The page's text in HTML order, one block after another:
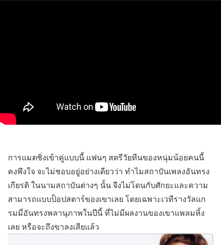
การแมตชิ่งเข้าคู่แบบนี้ แฟนๆ สตรีวัยทีนของหนุ่มน้อยคนนี้
คงพึงใจ จะไม่ชอบอยู่อย่างเดียวว่า ทำไมสถาบันเพลงอันทรง
เกียรติ ในนามสถาบันต่างๆ นั้น จึงไม่โดนกับศักยะและความ
สามารถแบบป็อปสตาร์ของเขาเลย โดยเฉพาะเวทีรางวัลแก
รมมี่อันทรงพลานุภาพในปีนี้ ที่ไม่มีผลงานของเขาแพลมหิ้ง
เลย หรือจะถึงขาลงเสียแล้ว